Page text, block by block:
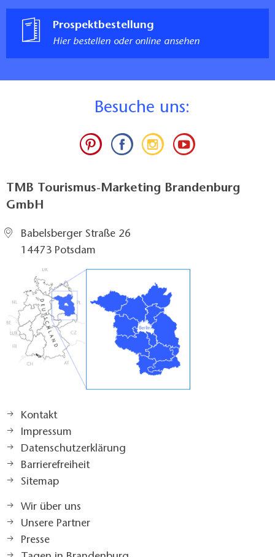
Prospektbestellung
Hier bestellen oder online ansehen
Besuche uns:
TMB Tourismus-Marketing Brandenburg
GmbH
Babelsberger Straße 26
14473 Potsdam
Kontakt
Impressum
Datenschutzerklärung
Barrierefreiheit
Sitemap
Wir über uns
Unsere Partner
Presse